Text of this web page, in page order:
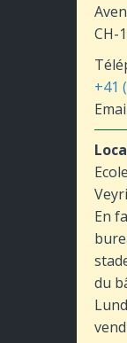
CH-
+41
En
du